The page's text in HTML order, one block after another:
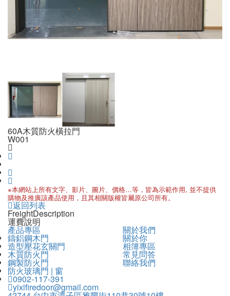
60A木質防火橫拉門
W001
※本網站上所有文字、影片、圖片、價格…等，皆為示範作用, 並不提供
購物及推廣該產品使用，且其相關版權皆屬原公司所有。
返回列表
FreightDescription
運費說明
產品專區
鑄鋁鋼木門
造型壓花玄關門
木質防火門
鋼製防火門
防火玻璃門 | 窗
關於我們
關於你
相簿專區
常見問答
聯絡我們
0902-117-391
yixifiredoor@gmail.com